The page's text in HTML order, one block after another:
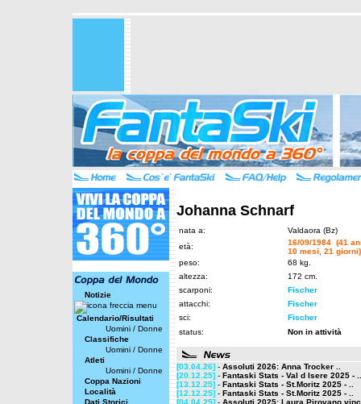
Notizie
Calendario/Risultati
Uomini / Donne
Classifiche
Uomini / Donne
Atleti
Uomini / Donne
Coppa Nazioni
Località
Dati Storici
Johanna Schnarf
nata a:
Valdaora (Bz)
età:
16/09/1984 (41
10 mesi, 21 giorni)
peso:
68 kg.
altezza:
172 cm.
scarponi:
Fischer
attacchi:
Fischer
sci:
Fischer
status:
Non in attività
[03.04.26] - Assoluti 2026: Anna Trocker ..
[20.12.25] - Fantaski Stats - Val d Isere 2025 - ..
[13.12.25] - Fantaski Stats - St.Moritz 2025 - ..
[12.12.25] - Fantaski Stats - St.Moritz 2025 - ..
[04.04.25] - Assoluti 2025: Laura Pirovano